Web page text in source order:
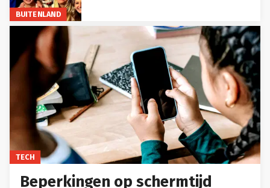
BUITENLAND
TECH
Beperkingen op schermtijd